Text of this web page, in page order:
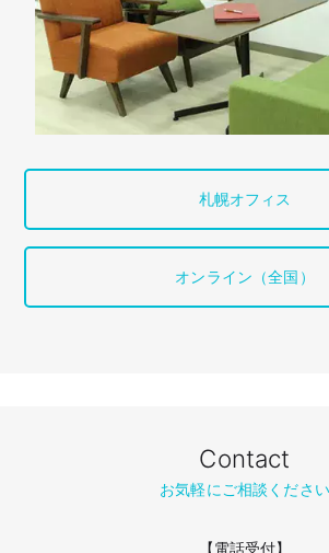
札幌オフィス
オンライン（全国）
Contact
お気軽にご相談ください
【電話受付】